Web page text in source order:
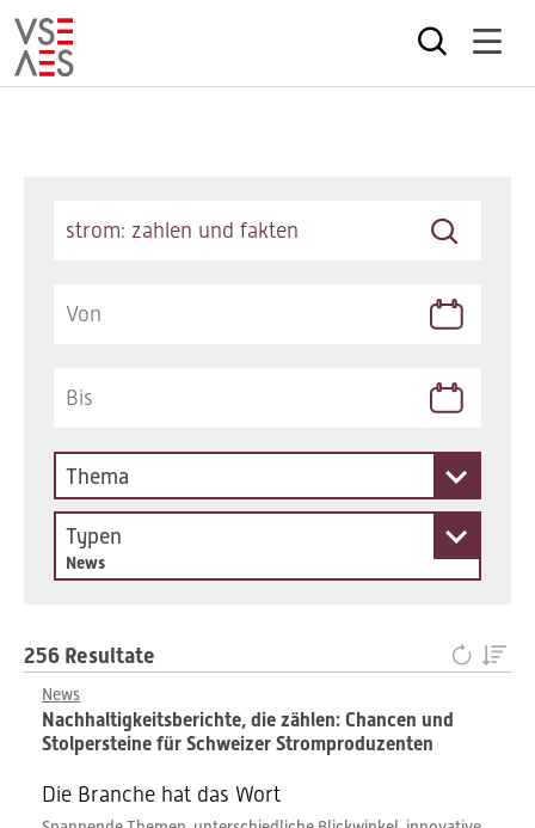
Thema
Typen
News
256 Resultate
News
Nachhaltigkeitsberichte, die zählen: Chancen und
Stolpersteine für Schweizer Stromproduzenten
Die Branche hat das Wort